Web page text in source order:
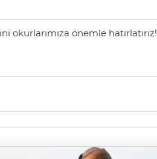
önemle hatırlatırız!